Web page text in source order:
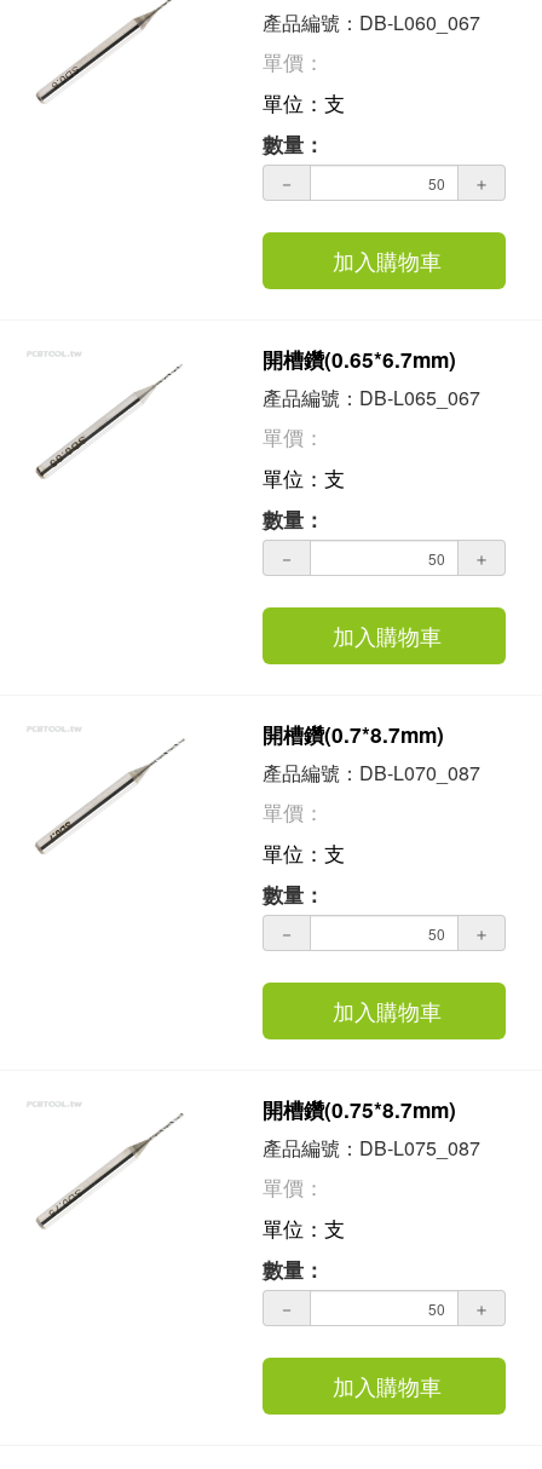
產品編號：DB-L060_067
單價：
單位：支
數量：
－ ＋
加入購物車
開槽鑽(0.65*6.7mm)
產品編號：DB-L065_067
單價：
單位：支
數量：
－ ＋
加入購物車
開槽鑽(0.7*8.7mm)
產品編號：DB-L070_087
單價：
單位：支
數量：
－ ＋
加入購物車
開槽鑽(0.75*8.7mm)
產品編號：DB-L075_087
單價：
單位：支
數量：
－ ＋
加入購物車